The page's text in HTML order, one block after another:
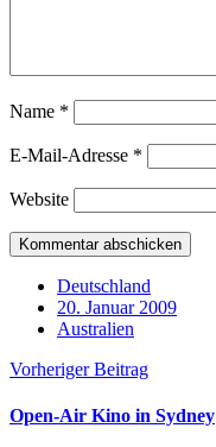
Name *
E-Mail-Adresse *
Website
Deutschland
20. Januar 2009
Australien
Vorheriger Beitrag
Open-Air Kino in Sydney